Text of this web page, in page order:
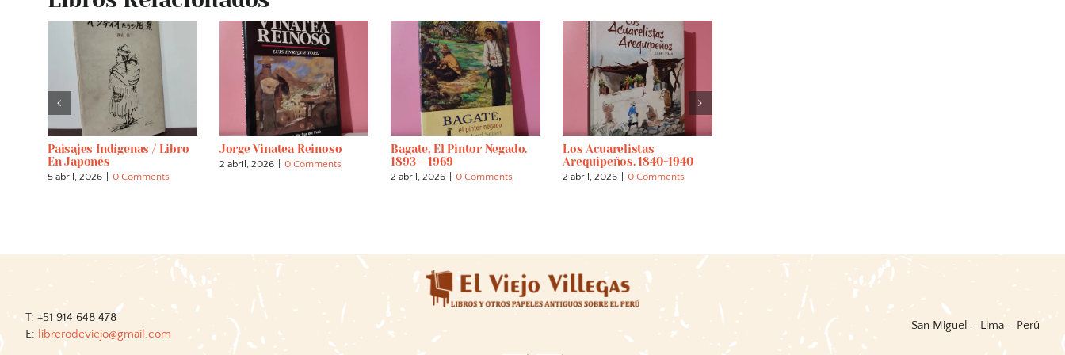
Paisajes Indígenas / Libro
En Japonés
5 abril, 2026 0 Comments
Jorge Vinatea Reinoso
2 abril, 2026 0 Comments
Bagate, El Pintor Negado.
1893 – 1969
2 abril, 2026 0 Comments
Los Acuarelistas
Arequipeños. 1840-1940
2 abril, 2026 0 Comments
T: +51 914 648 478
E: librerodeviejo@gmail.com
San Miguel – Lima – Perú